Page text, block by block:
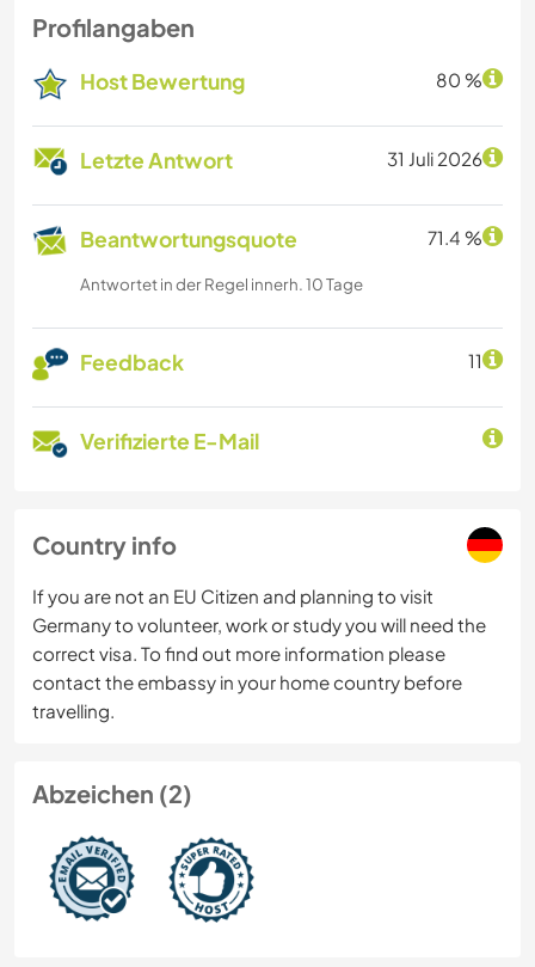
Profilangaben
Host Bewertung 80 %
Letzte Antwort 31 Juli 2026
Beantwortungsquote 71.4 %
Antwortet in der Regel innerh. 10 Tage
Feedback 11
Verifizierte E-Mail
Country info
If you are not an EU Citizen and planning to visit
Germany to volunteer, work or study you will need the
correct visa. To find out more information please
contact the embassy in your home country before
travelling.
Abzeichen (2)